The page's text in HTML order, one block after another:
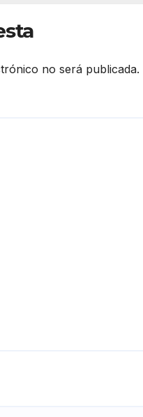
no será publicada.